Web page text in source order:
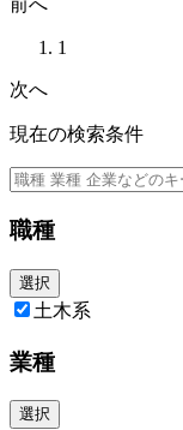
電設備を文字通り下支
火力発電所は、いずれ
船が停泊するバース
に使用する海水を通す
立てての敷地造成や長
設備の補強も行ってい
う自然をフィールドと
や自然を相手に工事に
魅力です。
前へ
1
次へ
現在の検索条件
職種
選択
土木系
業種
選択